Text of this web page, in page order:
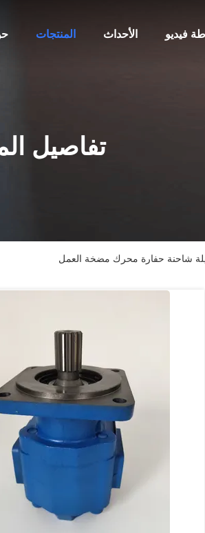
المنتجات الأحداث فيديو
تفاصيل
شاحنة حفارة محرك مضخة العمل